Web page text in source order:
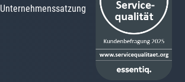
Unternehmenssatzung